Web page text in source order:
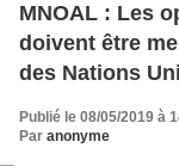
MNOAL : Les
doivent être
des Nations
Publié le 08/05/2019 à
Par anonyme